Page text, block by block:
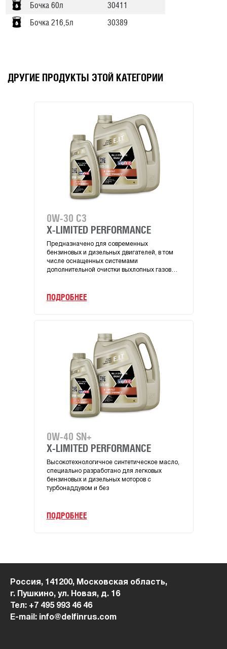
Бочка 60л
30411
Бочка 216,5л
30389
ДРУГИЕ ПРОДУКТЫ ЭТОЙ КАТЕГОРИИ
0W-30 C3
X-LIMITED PERFORMANCE
Предназначено для современных
бензиновых и дизельных двигателей, в том
числе оснащенных системами
дополнительной очистки выхлопных газов
ПОДРОБНЕЕ
0W-40 SN+
X-LIMITED PERFORMANCE
Высокотехнологичное синтетическое масло,
специально разработано для легковых
бензиновых и дизельных моторов с
турбонаддувом и без
ПОДРОБНЕЕ
Россия, 141200, Московская область,
г. Пушкино, ул. Новая, д. 16
Тел: +7 495 993 46 46
E-mail: info@delfinrus.com